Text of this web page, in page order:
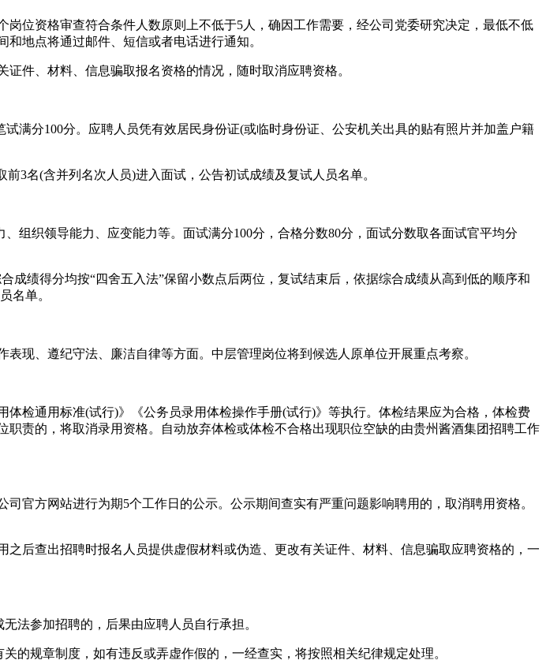
资格审查符合条件人数原则上不低于5人，确因工作需要，经公司党委研究决定，最低不低
地点将通过邮件、短信或者电话进行通知。
件、材料、信息骗取报名资格的情况，随时取消应聘资格。
分100分。应聘人员凭有效居民身份证(或临时身份证、公安机关出具的贴有照片并加盖户籍
3名(含并列名次人员)进入面试，公告初试成绩及复试人员名单。
织领导能力、应变能力等。面试满分100分，合格分数80分，面试分数取各面试官平均分
绩得分均按“四舍五入法”保留小数点后两位，复试结束后，依据综合成绩从高到低的顺序和
名单。
、遵纪守法、廉洁自律等方面。中层管理岗位将到候选人原单位开展重点考察。
通用标准(试行)》《公务员录用体检操作手册(试行)》等执行。体检结果应为合格，体检费
责的，将取消录用资格。自动放弃体检或体检不合格出现职位空缺的由贵州酱酒集团招聘工作
方网站进行为期5个工作日的公示。公示期间查实有严重问题影响聘用的，取消聘用资格。
查出招聘时报名人员提供虚假材料或伪造、更改有关证件、材料、信息骗取应聘资格的，一
参加招聘的，后果由应聘人员自行承担。
规章制度，如有违反或弄虚作假的，一经查实，将按照相关纪律规定处理。